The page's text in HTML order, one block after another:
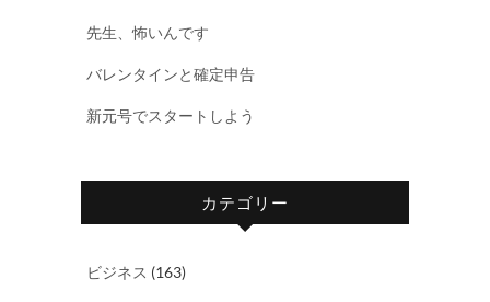
先生、怖いんです
バレンタインと確定申告
新元号でスタートしよう
カテゴリー
ビジネス (163)